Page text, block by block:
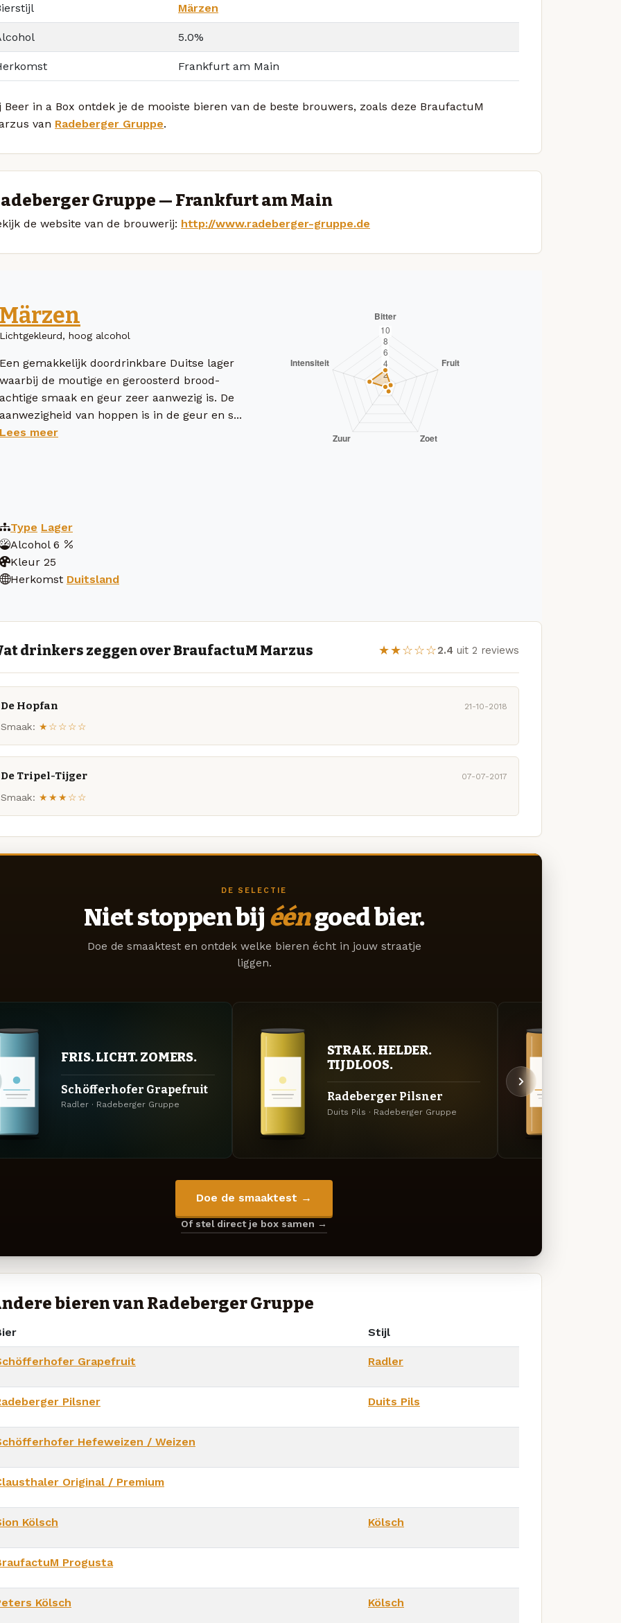
Märzen
5.0%
Frankfurt am Main
Beer in a Box ontdek je de mooiste bieren van de beste brouwers, zoals deze BraufactuM
van Radeberger Gruppe.
Gruppe — Frankfurt am Main
de website van de brouwerij: http://www.radeberger-gruppe.de
Märzen
Lichtgekleurd, hoog alcohol
Een gemakkelijk doordrinkbare Duitse lager
waarbij de moutige en geroosterd brood-
achtige smaak en geur zeer aanwezig is. De
aanwezigheid van hoppen is in de geur en s...
Lees meer
Type Lager
Alcohol 6
Kleur 25
Herkomst Duitsland
drinkers zeggen over BraufactuM Marzus ★★☆☆☆2.4 uit 2 reviews
De Hopfan 21-10-2018
Smaak: ★☆☆☆☆
De Tripel-Tijger 07-07-2017
Smaak: ★★★☆☆
DE SELECTIE
Niet stoppen bij ééngoed bier.
Doe de smaaktest en ontdek welke bieren écht in jouw straatje
liggen.
FRIS. LICHT. ZOMERS.
Schöfferhofer Grapefruit
Radler · Radeberger Gruppe
STRAK. HELDER.
TIJDLOOS.
Radeberger Pilsner
Duits Pils · Radeberger Gruppe
Doe de smaaktest →
Of stel direct je box samen →
bieren van Radeberger Gruppe
Stijl
Grapefruit Radler
Pilsner Duits Pils
Hefeweizen / Weizen
Original / Premium
Kölsch Kölsch
Progusta
Kölsch Kölsch